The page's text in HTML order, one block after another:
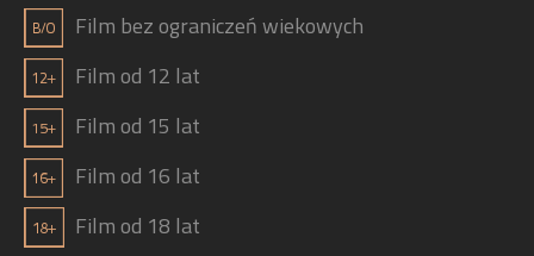
Film bez ograniczeń wiekowych
Film od 12 lat
Film od 15 lat
Film od 16 lat
Film od 18 lat